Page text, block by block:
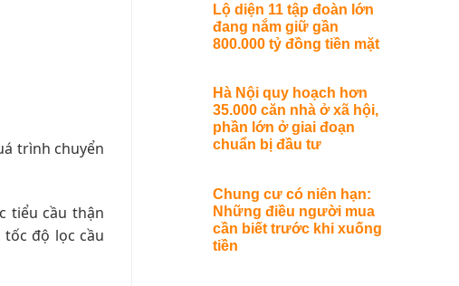
trình chuyển
tiểu cầu thận
độ lọc cầu
Lộ diện 11 tập đoàn lớn
đang nắm giữ gần
800.000 tỷ đồng tiền mặt
Hà Nội quy hoạch hơn
35.000 căn nhà ở xã hội,
phần lớn ở giai đoạn
chuẩn bị đầu tư
Chung cư có niên hạn:
Những điều người mua
cần biết trước khi xuống
tiền